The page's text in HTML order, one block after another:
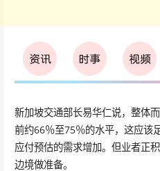
新加坡交通部长易华仁说，整体
前约66％至75％的水平，这应该
应付预估的需求增加。但业者正
边境做准备。